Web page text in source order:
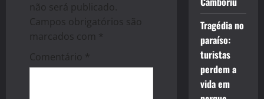
g
a
t
não será publicado.
Campos obrigatórios são
marcados com *
Comentário *
Tragédia no
paraíso:
turistas
perdem a
vida em